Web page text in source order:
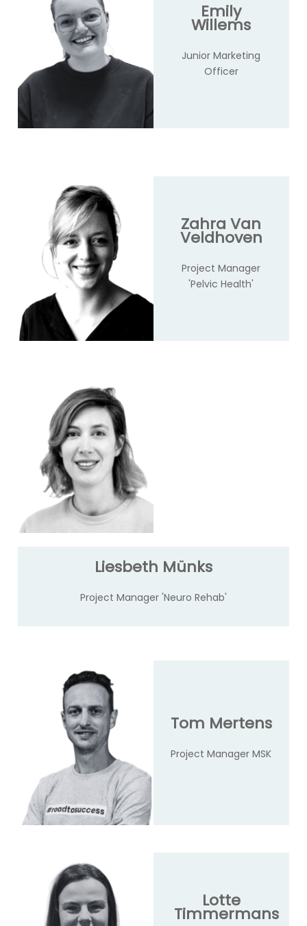
Emily
Willems
Junior Marketing
Officer
Zahra Van
Veldhoven
Project Manager
'Pelvic Health'
Liesbeth Münks
Project Manager 'Neuro Rehab'
Tom Mertens
Project Manager MSK
Lotte
Timmermans